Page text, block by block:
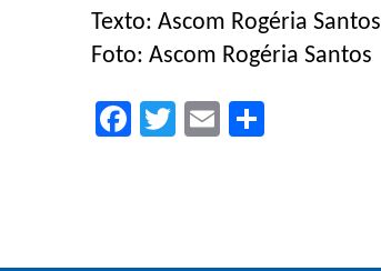
Texto: Ascom Rogéria Santos
Foto: Ascom Rogéria Santos
Facebook
TwitterEmail